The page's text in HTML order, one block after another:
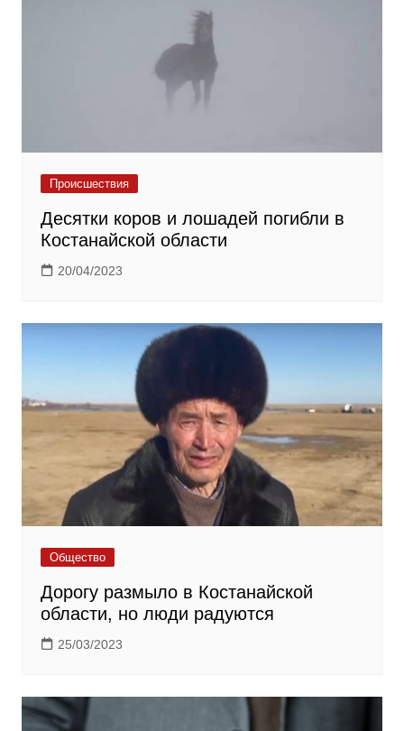
Происшествия
Десятки коров и лошадей погибли в
Костанайской области
20/04/2023
Общество
Дорогу размыло в Костанайской
области, но люди радуются
25/03/2023